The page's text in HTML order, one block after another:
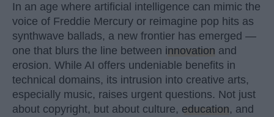
In an age where artificial intelligence can mimic the
voice of Freddie Mercury or reimagine pop hits as
synthwave ballads, a new frontier has emerged —
one that blurs the line between innovation and
erosion. While AI offers undeniable benefits in
technical domains, its intrusion into creative arts,
especially music, raises urgent questions. Not just
about copyright, but about culture, education, and